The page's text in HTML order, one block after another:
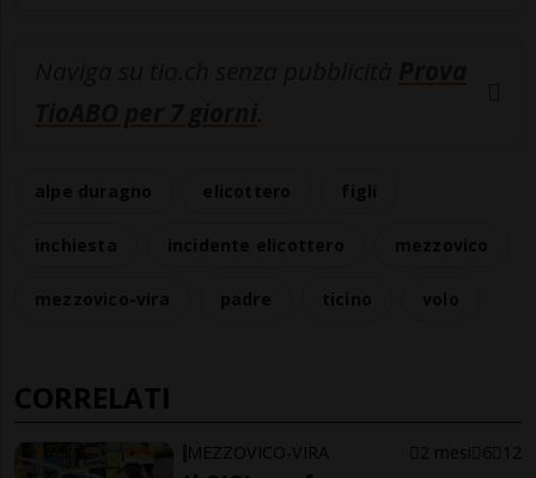
CORRELATI
MEZZOVICO-VIRA 2 mesi 6 12